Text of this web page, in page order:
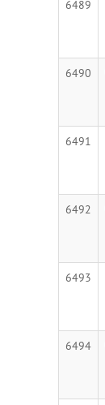
6489
6490
6491
6492
6493
6494